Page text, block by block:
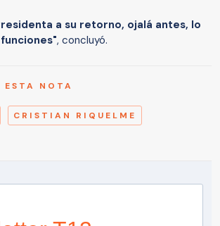
a su retorno, ojalá antes, lo
, concluyó.
ESTA NOTA
CRISTIAN RIQUELME